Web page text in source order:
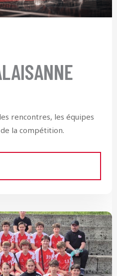
rencontres, les équipes
la compétition.